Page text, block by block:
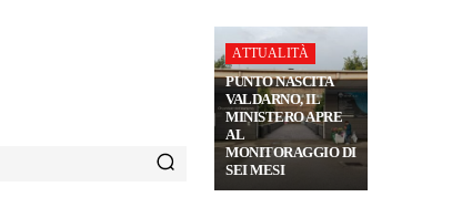
ATTUALITÀ
PUNTO NASCITA
VALDARNO, IL
MINISTERO APRE
AL
MONITORAGGIO DI
SEI MESI